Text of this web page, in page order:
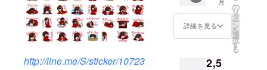
http://line.me/S/sticker/10723
ろし！
今後の
販売は
未定で
す。 ・
御手紙
詳細を見る
の
リ
タ
ー
ン
を
選
択
す
る
2,5